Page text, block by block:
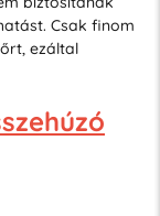
Csak finom
ezáltal